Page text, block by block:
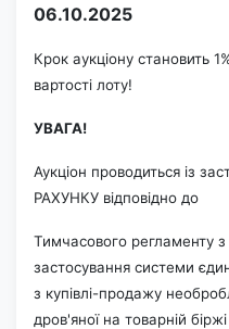
06.10.2025
Крок аукціону становить
вартості лоту!
УВАГА!
Аукціон проводиться із
РАХУНКУ відповідно до
Тимчасового регламенту з
застосування системи
з купівлі-продажу
дров'яної на товарній